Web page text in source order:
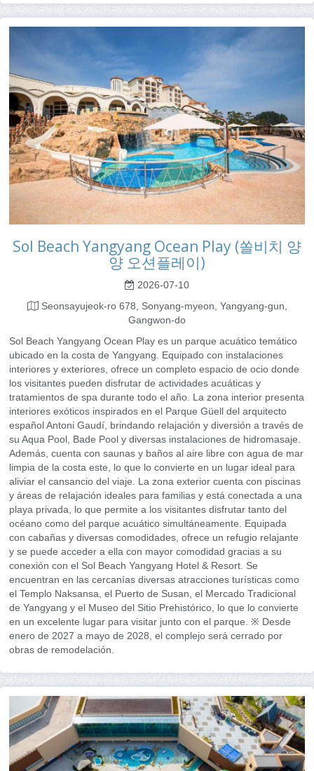
Sol Beach Yangyang Ocean Play (쏠비치 양
양 오션플레이)
2026-07-10
Seonsayujeok-ro 678, Sonyang-myeon, Yangyang-gun,
Gangwon-do
Sol Beach Yangyang Ocean Play es un parque acuático temático
ubicado en la costa de Yangyang. Equipado con instalaciones
interiores y exteriores, ofrece un completo espacio de ocio donde
los visitantes pueden disfrutar de actividades acuáticas y
tratamientos de spa durante todo el año. La zona interior presenta
interiores exóticos inspirados en el Parque Güell del arquitecto
español Antoni Gaudí, brindando relajación y diversión a través de
su Aqua Pool, Bade Pool y diversas instalaciones de hidromasaje.
Además, cuenta con saunas y baños al aire libre con agua de mar
limpia de la costa este, lo que lo convierte en un lugar ideal para
aliviar el cansancio del viaje. La zona exterior cuenta con piscinas
y áreas de relajación ideales para familias y está conectada a una
playa privada, lo que permite a los visitantes disfrutar tanto del
océano como del parque acuático simultáneamente. Equipada
con cabañas y diversas comodidades, ofrece un refugio relajante
y se puede acceder a ella con mayor comodidad gracias a su
conexión con el Sol Beach Yangyang Hotel & Resort. Se
encuentran en las cercanías diversas atracciones turísticas como
el Templo Naksansa, el Puerto de Susan, el Mercado Tradicional
de Yangyang y el Museo del Sitio Prehistórico, lo que lo convierte
en un excelente lugar para visitar junto con el parque. ※ Desde
enero de 2027 a mayo de 2028, el complejo será cerrado por
obras de remodelación.